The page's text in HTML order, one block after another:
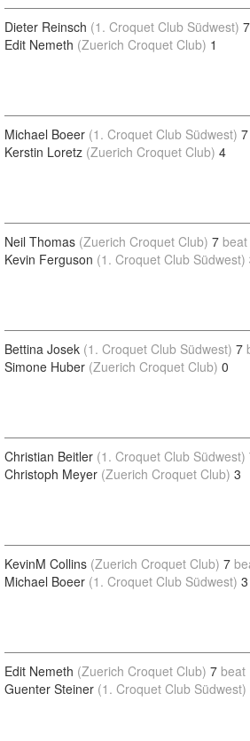
Dieter Reinsch (1. Croquet Club Südwest) 7
Edit Nemeth (Zuerich Croquet Club) 1
Michael Boeer (1. Croquet Club Südwest) 7
Kerstin Loretz (Zuerich Croquet Club) 4
Neil Thomas (Zuerich Croquet Club) 7 beat
Kevin Ferguson (1. Croquet Club Südwest)
Bettina Josek (1. Croquet Club Südwest) 7
Simone Huber (Zuerich Croquet Club) 0
Christian Beitler (1. Croquet Club Südwest)
Christoph Meyer (Zuerich Croquet Club) 3
KevinM Collins (Zuerich Croquet Club) 7
Michael Boeer (1. Croquet Club Südwest) 3
Edit Nemeth (Zuerich Croquet Club) 7 beat
Guenter Steiner (1. Croquet Club Südwest)